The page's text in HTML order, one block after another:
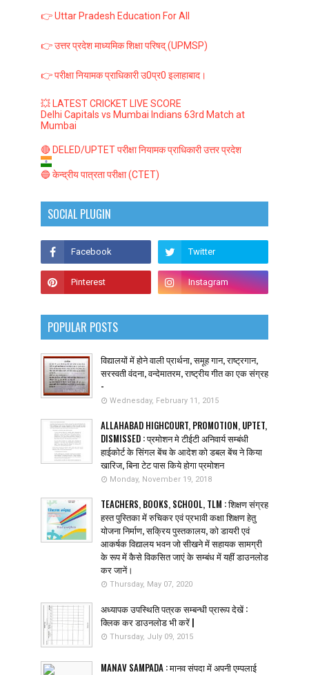
👉 Uttar Pradesh Education For All
👉 उत्तर प्रदेश माध्यमिक शिक्षा परिषद् (UPMSP)
👉 परीक्षा नियामक प्राधिकारी उ0प्र0 इलाहाबाद।
💥 LATEST CRICKET LIVE SCORE
Delhi Capitals vs Mumbai Indians 63rd Match at
Mumbai
🔴 DELED/UPTET परीक्षा नियामक प्राधिकारी उत्तर प्रदेश
🔵 केन्द्रीय पात्रता परीक्षा (CTET)
SOCIAL PLUGIN
POPULAR POSTS
विद्यालयों में होने वाली प्रार्थना, समूह गान, राष्ट्रगान,
सरस्वती वंदना, वन्देमातरम, राष्ट्रीय गीत का एक संग्रह
-
Wednesday, February 11, 2015
ALLAHABAD HIGHCOURT, PROMOTION, UPTET,
DISMISSED : प्रमोशन मे टीईटी अनिवार्य सम्बंधी
हाईकोर्ट के सिंगल बेंच के आदेश को डबल बेंच ने किया
खारिज, बिना टेट पास किये होगा प्रमोशन
Monday, November 19, 2018
TEACHERS, BOOKS, SCHOOL, TLM : शिक्षण संग्रह
हस्त पुस्तिका में रुचिकर एवं प्रभावी कक्षा शिक्षण हेतु
योजना निर्माण, सक्रिय पुस्तकालय, को डायरी एवं
आकर्षक विद्यालय भवन जो सीखने में सहायक सामग्री
के रूप में कैसे विकसित जाएं के सम्बंध में यहीं डाउनलोड
कर जानें।
Thursday, May 07, 2020
अध्यापक उपस्थिति पत्रक सम्बन्धी प्रारूप देखें :
क्लिक कर डाउनलोड भी करें |
Thursday, July 09, 2015
MANAV SAMPADA : मानव संपदा में अपनी एम्पलाई